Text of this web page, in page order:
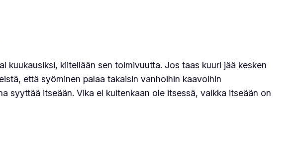
kiitellään sen toimivuutta. Jos taas kuuri jää kesken
että syöminen palaa takaisin vanhoihin kaavoihin
syyttää itseään. Vika ei kuitenkaan ole itsessä, vaikka itseään on